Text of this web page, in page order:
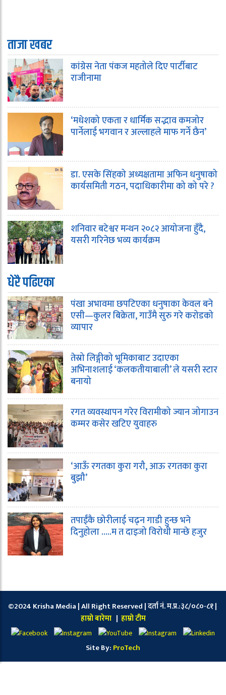
ताजा खबर
कांग्रेस नेता पंकज महतोले दिए पार्टीबाट
राजीनामा
‘मधेशको एकता र धार्मिक सद्भाव कमजोर
पार्नेलाई भगवान र अल्लाहले माफ गर्ने छैन’
डा. एसके सिंहको अध्यक्षतामा अफिन धनुषाको
कार्यसमिती गठन, पदाधिकारीमा को को परे ?
शनिवार बटेश्वर मन्थन २०८२ आयोजना हुँदै,
यसरी गरिनेछ भव्य कार्यक्रम
धेरै पढिएका
पंखा अभावमा छपटिएका धनुषाका केवल बने
एसी—कुलर बिक्रेता, गाउँमै सुरु गरे करोडको
व्यापार
तेस्रो लिङ्गीको भूमिकाबाट उदाएका
अभिनाशलाई ‘कलकतीयाबाली’ ले यसरी स्टार
बनायो
रगत व्यवस्थापन गरेर विरामीको ज्यान जोगाउन
कम्मर कसेर खटिए युवाहरु
‘आऊँ रगतका कुरा गरौ, आऊ रगतका कुरा
बुझौ’
तपाईंकै छोरीलाई चढ्न गाडी हुन्छ भने
दिनुहोला …..म त दाइजो विरोधी मान्छे हजुर
©2024 Krisha Media | All Right Reserved | दर्ता नं. म.प्र.:३८/०८०-८१ |
हाम्रो बारेमा | हाम्रो टीम
Site By: ProTech